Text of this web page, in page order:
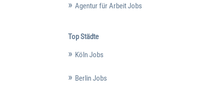
Agentur für Arbeit Jobs
Top Städte
Köln Jobs
Berlin Jobs